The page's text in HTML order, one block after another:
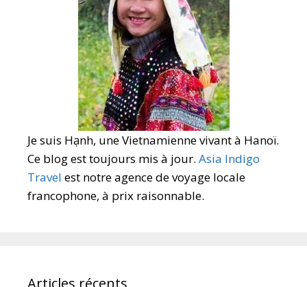
Je suis Hạnh, une Vietnamienne vivant à Hanoï.
Ce blog est toujours mis à jour. Asia Indigo
Travel est notre agence de voyage locale
francophone, à prix raisonnable.
Articles récents